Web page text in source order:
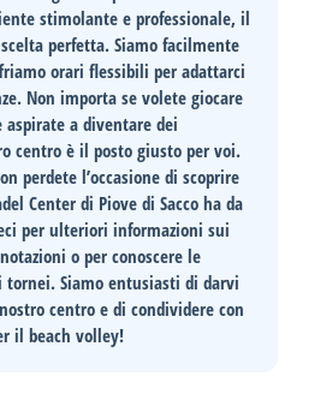
stimolante e professionale, il
perfetta. Siamo facilmente
orari flessibili per adattarci
Non importa se volete giocare
a diventare dei
centro è il posto giusto per voi.
perdete l’occasione di scoprire
Center di Piove di Sacco ha da
per ulteriori informazioni sui
o per conoscere le
tornei. Siamo entusiasti di darvi
centro e di condividere con
il beach volley!